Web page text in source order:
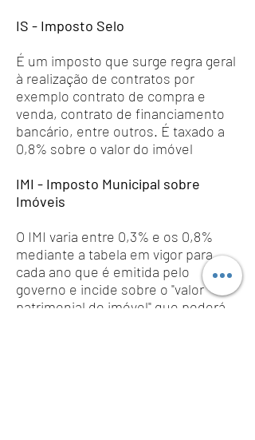
IS - Imposto Selo
É um imposto que surge regra geral
à realização de contratos por
exemplo contrato de compra e
venda, contrato de financiamento
bancário, entre outros. É taxado a
0,8% sobre o valor do imóvel
IMI - Imposto Municipal sobre
Imóveis
O IMI varia entre 0,3% e os 0,8%
mediante a tabela em vigor para
cada ano que é emitida pelo
governo e incide sobre o "valor
patrimonial do imóvel" que poderá